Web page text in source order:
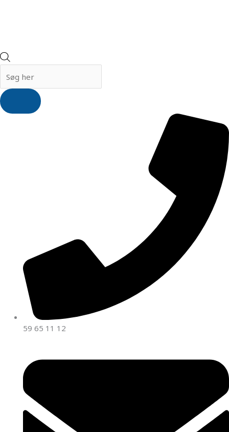
59 65 11 12